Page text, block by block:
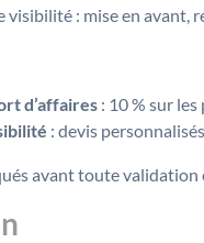
visibilité : mise en avant,
d’affaires : 10 % sur
: devis
avant toute validation